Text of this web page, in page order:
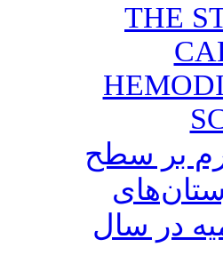
THE
بر سطح
در سال